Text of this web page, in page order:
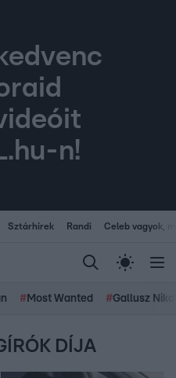
n!
Sztárhírek Randi Celeb vagyok,
# Most Wanted #Gallusz
DÍJA